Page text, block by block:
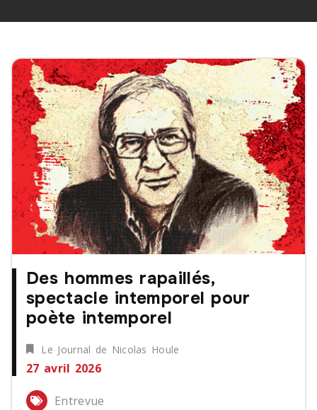
Des hommes rapaillés,
spectacle intemporel pour
poète intemporel
Le Journal de Nicolas Houle
27 avril 2026
Entrevue